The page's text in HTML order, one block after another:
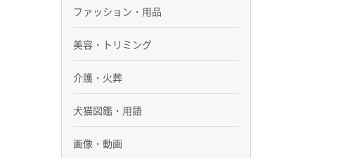
ファッション・用品
美容・トリミング
介護・火葬
犬猫図鑑・用語
画像・動画